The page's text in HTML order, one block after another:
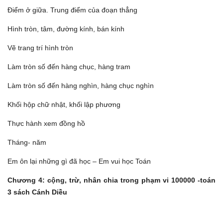
Điểm ở giữa. Trung điểm của đoạn thẳng
Hình tròn, tâm, đường kính, bán kính
Vẽ trang trí hình tròn
Làm tròn số đến hàng chục, hàng tram
Làm tròn số đến hàng nghìn, hàng chục nghìn
Khối hộp chữ nhật, khối lập phương
Thực hành xem đồng hồ
Tháng- năm
Em ôn lại những gì đã học – Em vui học Toán
Chương 4: cộng, trừ, nhân chia trong phạm vi 100000 -toán
3 sách Cánh Diều